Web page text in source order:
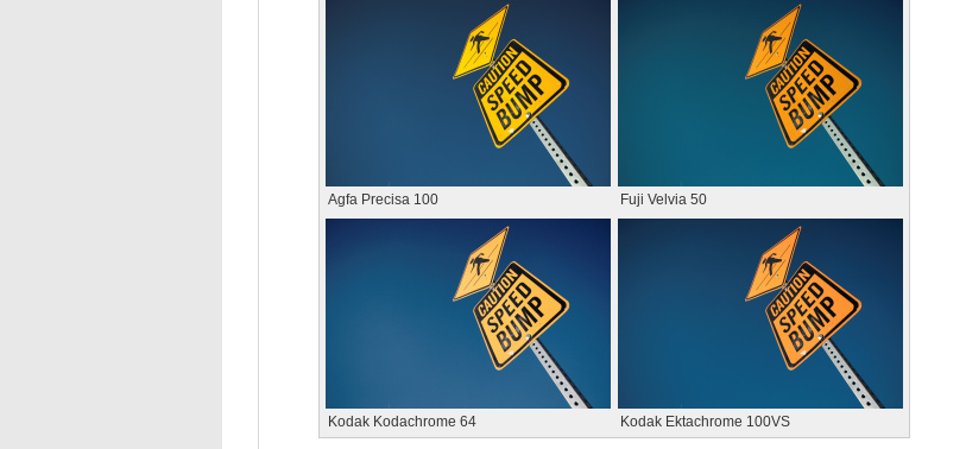
Agfa Precisa 100 Fuji Velvia 50
Kodak Kodachrome 64 Kodak Ektachrome 100VS